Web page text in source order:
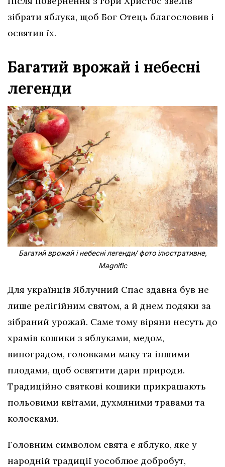
зібрати яблука, щоб Бог Отець благословив і
освятив їх.
Багатий врожай і небесні
легенди
Багатий врожай і небесні легенди/ фото ілюстративне,
Magnific
Для українців Яблучний Спас здавна був не
лише релігійним святом, а й днем подяки за
зібраний урожай. Саме тому віряни несуть до
храмів кошики з яблуками, медом,
виноградом, головками маку та іншими
плодами, щоб освятити дари природи.
Традиційно святкові кошики прикрашають
польовими квітами, духмяними травами та
колосками.
Головним символом свята є яблуко, яке у
народній традиції уособлює добробут,